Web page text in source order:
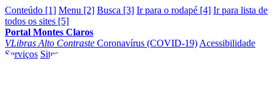
Conteúdo [1] Menu [2] Busca [3] Ir para o rodapé [4] Ir para lista de
todos os sites [5]
Portal Montes Claros
VLibras Alto Contraste Coronavírus (COVID-19) Acessibilidade
Serviços Sites